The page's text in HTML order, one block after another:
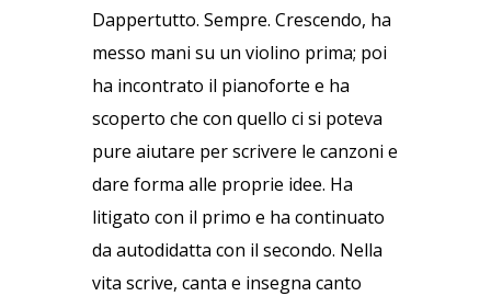
Dappertutto. Sempre. Crescendo, ha
messo mani su un violino prima; poi
ha incontrato il pianoforte e ha
scoperto che con quello ci si poteva
pure aiutare per scrivere le canzoni e
dare forma alle proprie idee. Ha
litigato con il primo e ha continuato
da autodidatta con il secondo. Nella
vita scrive, canta e insegna canto